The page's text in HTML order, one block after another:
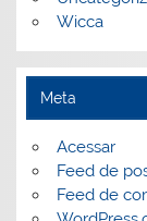
Wicca
Meta
Acessar
Feed de
Feed de